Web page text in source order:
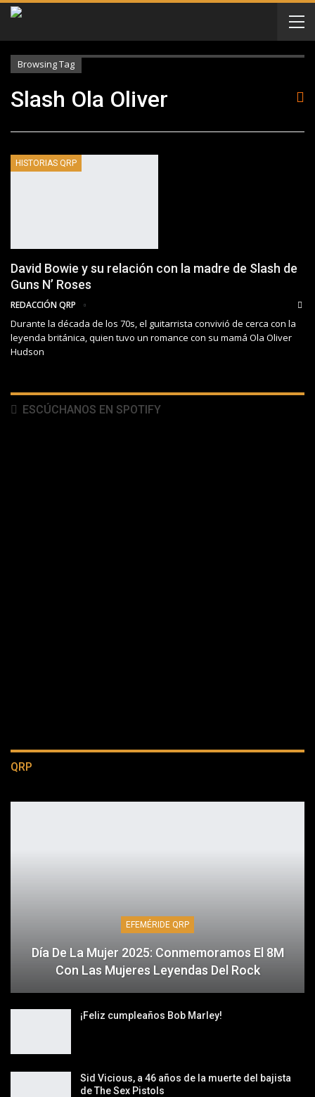
Browsing Tag
Slash Ola Oliver
HISTORIAS QRP
David Bowie y su relación con la madre de Slash de
Guns N’ Roses
REDACCIÓN QRP
Durante la década de los 70s, el guitarrista convivió de cerca con la
leyenda británica, quien tuvo un romance con su mamá Ola Oliver
Hudson
ESCÚCHANOS EN SPOTIFY
QRP
EFEMÉRIDE QRP
Día De La Mujer 2025: Conmemoramos El 8M
Con Las Mujeres Leyendas Del Rock
¡Feliz cumpleaños Bob Marley!
Sid Vicious, a 46 años de la muerte del bajista
de The Sex Pistols